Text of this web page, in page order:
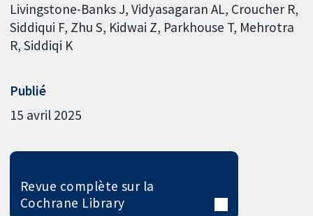
Livingstone-Banks J Vidyasagaran AL Croucher R
Siddiqui F Zhu S Kidwai Z Parkhouse T Mehrotra
R Siddiqi K
Publié
15 avril 2025
Revue complète sur la
Cochrane Library